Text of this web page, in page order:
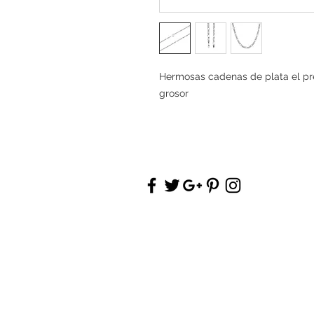
Hermosas cadenas de plata el
grosor